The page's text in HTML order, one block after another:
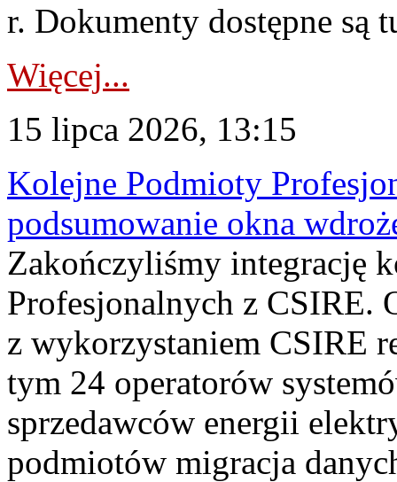
r. Dokumenty dostępne są
Więcej...
15 lipca 2026, 13:15
Kolejne Podmioty
podsumowanie okna
Zakończyliśmy integrację
Profesjonalnych z CSIRE.
z wykorzystaniem CSIRE
tym 24 operatorów
sprzedawców energii
podmiotów migracja